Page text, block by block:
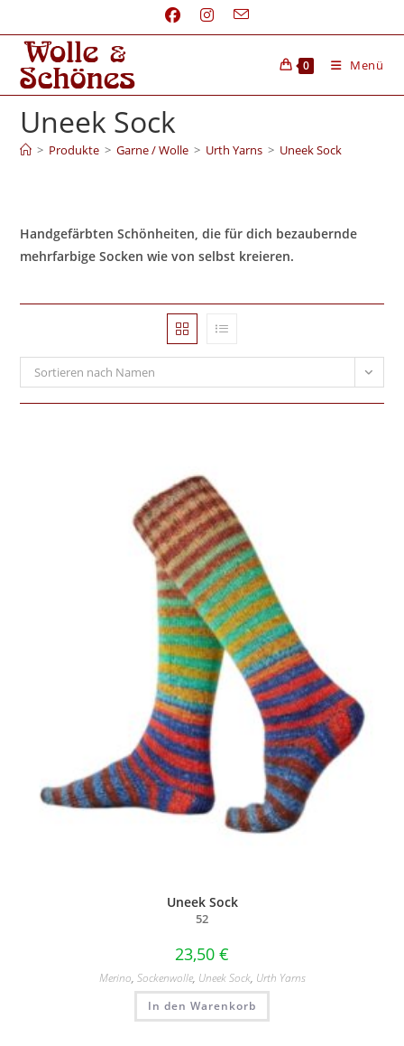
0 Menü
Uneek Sock
> Produkte > Garne / Wolle > Urth Yarns > Uneek Sock
Handgefärbten Schönheiten, die für dich bezaubernde
mehrfarbige Socken wie von selbst kreieren.
Sortieren nach Namen
Uneek Sock
52
23,50 €
Merino, Sockenwolle, Uneek Sock, Urth Yarns
In den Warenkorb